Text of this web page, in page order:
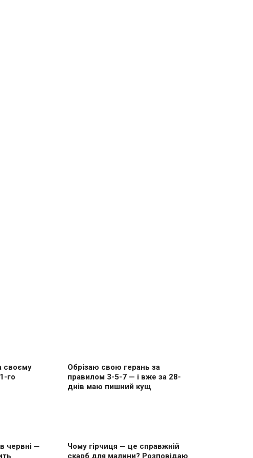
своєму
го
Обрізаю свою герань за
правилом 3-5-7 — і вже за 28-
днів маю пишний кущ
червні —
Чому гірчиця — це справжній
скарб для малини? Розповідаю